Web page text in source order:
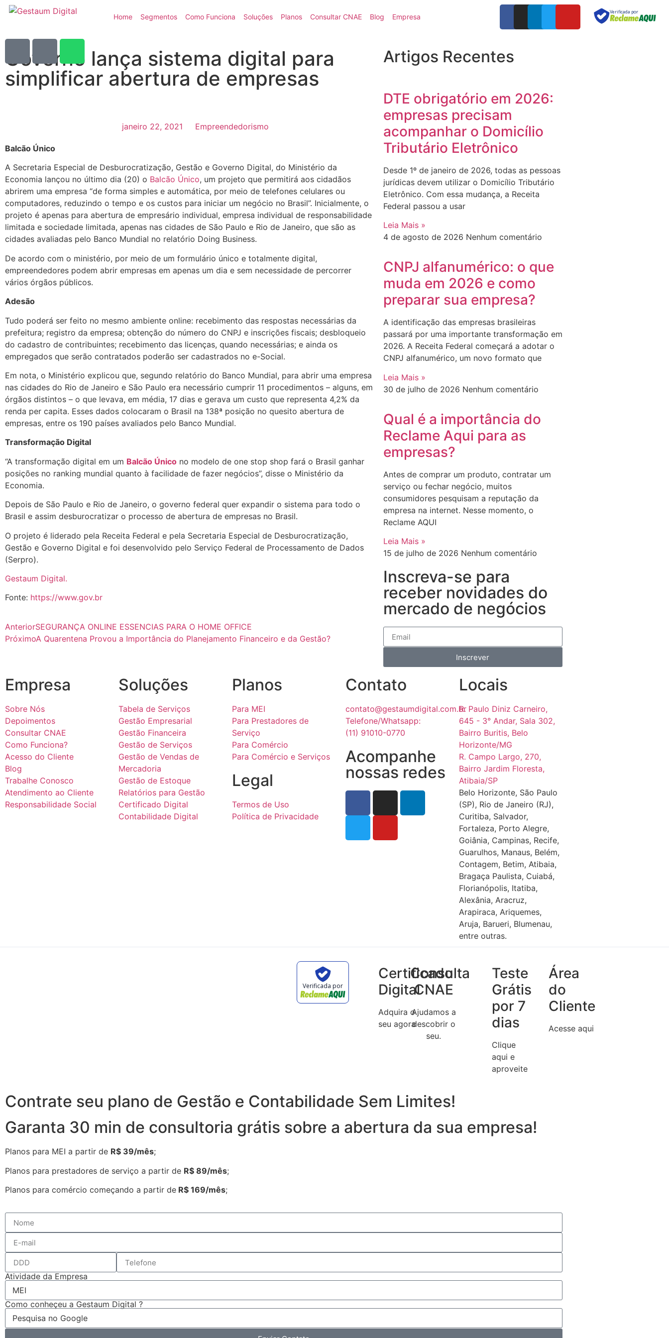
Home Segmentos Como Funciona Soluções Planos Consultar CNAE Blog Empresa
Verificada por
Governo lança sistema digital para
simplificar abertura de empresas
janeiro 22, 2021 Empreendedorismo
Balcão Único
A Secretaria Especial de Desburocratização, Gestão e Governo Digital, do Ministério da
Economia lançou no último dia (20) o Balcão Único, um projeto que permitirá aos cidadãos
abrirem uma empresa “de forma simples e automática, por meio de telefones celulares ou
computadores, reduzindo o tempo e os custos para iniciar um negócio no Brasil”. Inicialmente, o
projeto é apenas para abertura de empresário individual, empresa individual de responsabilidade
limitada e sociedade limitada, apenas nas cidades de São Paulo e Rio de Janeiro, que são as
cidades avaliadas pelo Banco Mundial no relatório Doing Business.
De acordo com o ministério, por meio de um formulário único e totalmente digital,
empreendedores podem abrir empresas em apenas um dia e sem necessidade de percorrer
vários órgãos públicos.
Adesão
Tudo poderá ser feito no mesmo ambiente online: recebimento das respostas necessárias da
prefeitura; registro da empresa; obtenção do número do CNPJ e inscrições fiscais; desbloqueio
do cadastro de contribuintes; recebimento das licenças, quando necessárias; e ainda os
empregados que serão contratados poderão ser cadastrados no e-Social.
Em nota, o Ministério explicou que, segundo relatório do Banco Mundial, para abrir uma empresa
nas cidades do Rio de Janeiro e São Paulo era necessário cumprir 11 procedimentos – alguns, em
órgãos distintos – o que levava, em média, 17 dias e gerava um custo que representa 4,2% da
renda per capita. Esses dados colocaram o Brasil na 138ª posição no quesito abertura de
empresas, entre os 190 países avaliados pelo Banco Mundial.
Transformação Digital
“A transformação digital em um Balcão Único no modelo de one stop shop fará o Brasil ganhar
posições no ranking mundial quanto à facilidade de fazer negócios”, disse o Ministério da
Economia.
Depois de São Paulo e Rio de Janeiro, o governo federal quer expandir o sistema para todo o
Brasil e assim desburocratizar o processo de abertura de empresas no Brasil.
O projeto é liderado pela Receita Federal e pela Secretaria Especial de Desburocratização,
Gestão e Governo Digital e foi desenvolvido pelo Serviço Federal de Processamento de Dados
(Serpro).
Gestaum Digital.
Fonte: https://www.gov.br
AnteriorSEGURANÇA ONLINE ESSENCIAS PARA O HOME OFFICE
PróximoA Quarentena Provou a Importância do Planejamento Financeiro e da Gestão?
Artigos Recentes
DTE obrigatório em 2026:
empresas precisam
acompanhar o Domicílio
Tributário Eletrônico
Desde 1º de janeiro de 2026, todas as pessoas
jurídicas devem utilizar o Domicílio Tributário
Eletrônico. Com essa mudança, a Receita
Federal passou a usar
Leia Mais »
4 de agosto de 2026 Nenhum comentário
CNPJ alfanumérico: o que
muda em 2026 e como
preparar sua empresa?
A identificação das empresas brasileiras
passará por uma importante transformação em
2026. A Receita Federal começará a adotar o
CNPJ alfanumérico, um novo formato que
Leia Mais »
30 de julho de 2026 Nenhum comentário
Qual é a importância do
Reclame Aqui para as
empresas?
Antes de comprar um produto, contratar um
serviço ou fechar negócio, muitos
consumidores pesquisam a reputação da
empresa na internet. Nesse momento, o
Reclame AQUI
Leia Mais »
15 de julho de 2026 Nenhum comentário
Inscreva-se para
receber novidades do
mercado de negócios
Inscrever
Empresa
Sobre Nós
Depoimentos
Consultar CNAE
Como Funciona?
Acesso do Cliente
Blog
Trabalhe Conosco
Atendimento ao Cliente
Responsabilidade Social
Soluções
Tabela de Serviços
Gestão Empresarial
Gestão Financeira
Gestão de Serviços
Gestão de Vendas de
Mercadoria
Gestão de Estoque
Relatórios para Gestão
Certificado Digital
Contabilidade Digital
Planos
Para MEI
Para Prestadores de
Serviço
Para Comércio
Para Comércio e Serviços
Legal
Termos de Uso
Política de Privacidade
Contato
contato@gestaumdigital.com.br
Telefone/Whatsapp:
(11) 91010-0770
Acompanhe
nossas redes
Locais
R. Paulo Diniz Carneiro,
645 - 3° Andar, Sala 302,
Bairro Buritis, Belo
Horizonte/MG
R. Campo Largo, 270,
Bairro Jardim Floresta,
Atibaia/SP
Belo Horizonte, São Paulo
(SP), Rio de Janeiro (RJ),
Curitiba, Salvador,
Fortaleza, Porto Alegre,
Goiânia, Campinas, Recife,
Guarulhos, Manaus, Belém,
Contagem, Betim, Atibaia,
Bragaça Paulista, Cuiabá,
Florianópolis, Itatiba,
Alexânia, Aracruz,
Arapiraca, Ariquemes,
Aruja, Barueri, Blumenau,
entre outras.
Verificada por
Certificado
Digital
Adquira o
seu agora
Consulta
CNAE
Ajudamos a
descobrir o
seu.
Teste
Grátis
por 7
dias
Clique
aqui e
aproveite
Área
do
Cliente
Acesse aqui
Contrate seu plano de Gestão e Contabilidade Sem Limites!
Garanta 30 min de consultoria grátis sobre a abertura da sua empresa!
Planos para MEI a partir de R$ 39/mês;
Planos para prestadores de serviço a partir de R$ 89/mês;
Planos para comércio começando a partir de R$ 169/mês;
Atividade da Empresa
Como conheçeu a Gestaum Digital ?